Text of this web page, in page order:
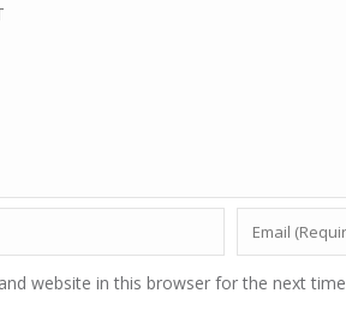
website in this browser for the next